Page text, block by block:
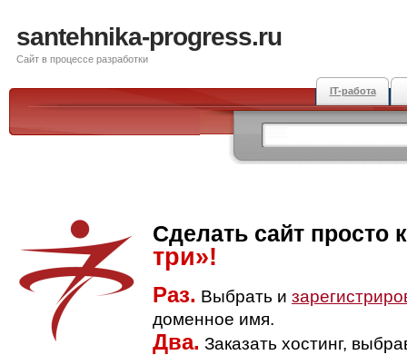
santehnika-progress.ru
Сайт в процессе разработки
IT-работа
Сделать сайт просто
три»!
Раз. Выбрать и
доменное имя.
Два. Заказать хостинг,